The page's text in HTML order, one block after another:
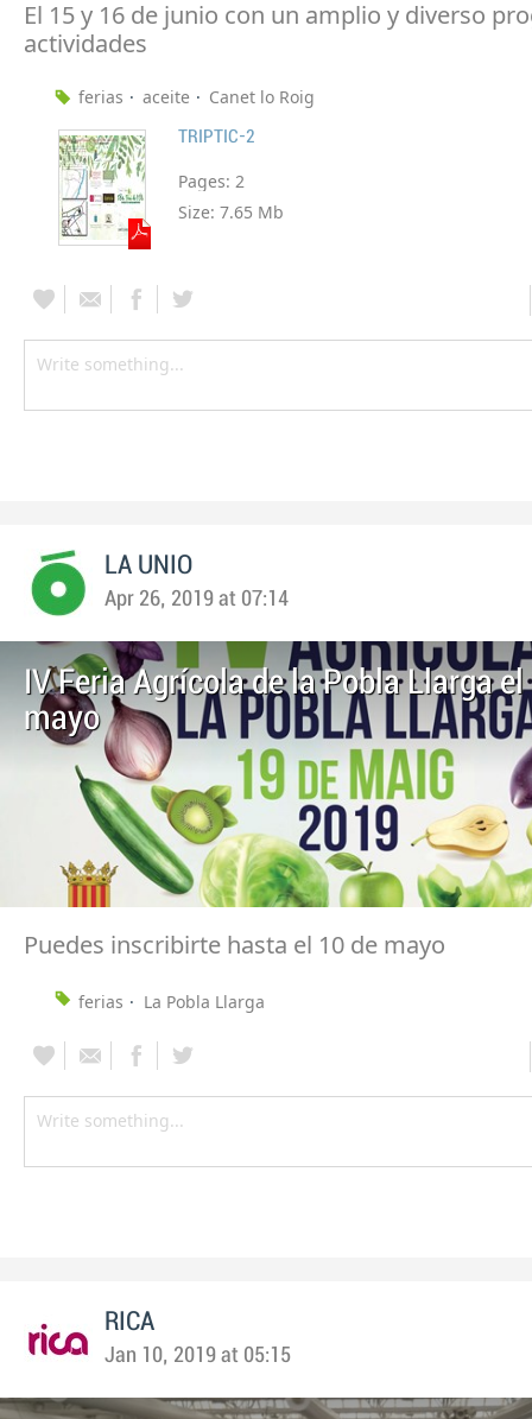
El 15 y 16 de junio con un amplio y diverso
actividades
ferias aceite Canet lo Roig
TRIPTIC-2
Pages: 2
Size: 7.65 Mb
LA UNIO
Apr 26, 2019 at 07:14
IV Feria Agrícola de la Pobla Llarga el
mayo
Puedes inscribirte hasta el 10 de mayo
ferias La Pobla Llarga
RICA
Jan 10, 2019 at 05:15